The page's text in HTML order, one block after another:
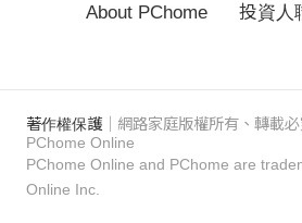
About PChome
投資人
著作權保護｜網路家庭版權所有、轉載
PChome Online
PChome Online and PChome are
Online Inc.